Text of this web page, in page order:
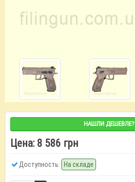
НАШЛИ ДЕШЕВЛЕ?
Цена: 8 586 грн
Доступность: На складе